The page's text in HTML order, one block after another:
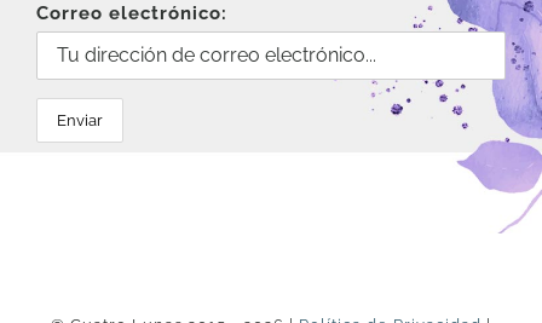
Correo electrónico: